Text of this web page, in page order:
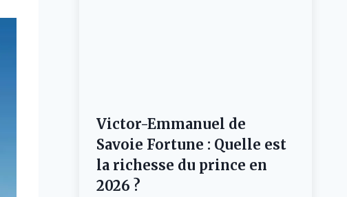
Victor-Emmanuel de
Savoie Fortune : Quelle est
la richesse du prince en
2026 ?